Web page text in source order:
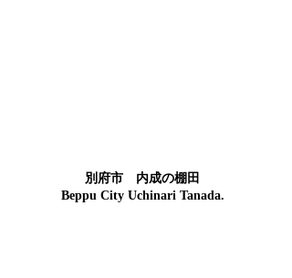
別府市 内成の棚田
Beppu City Uchinari Tanada.